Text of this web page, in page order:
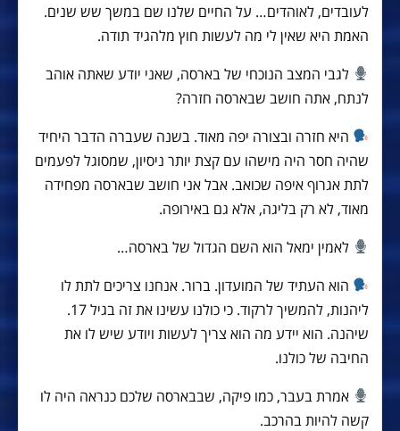
לעובדים, לאוהדים… על החיים שלנו שם במשך שש שנים.
האמת היא שאין לי מה לעשות חוץ מלהגיד תודה.
לגבי המצב הנוכחי של בארסה, שאני יודע שאתה אוהב
לנתח, אתה חושב שבארסה חזרה?
היא חזרה ובצורה יפה מאוד. בשנה שעברה הדבר היחיד
שהיה חסר היה מישהו עם קצת יותר ניסיון, שמסוגל לפעמים
לתת אגרוף איפה שכואב. אבל אני חושב שבארסה מפחידה
מאוד, לא רק בליגה, אלא גם באירופה.
לאמין ימאל הוא השם הגדול של בארסה…
הוא העתיד של המועדון. ברור. אנחנו צריכים לתת לו
ליהנות, להמשיך לרקוד. כי כולנו עשינו את זה בגיל 17.
שיהנה. הוא יידע מה הוא צריך לעשות ויודע שיש לו את
החיבה של כולנו.
אמרת בעבר, כמו פיקה, שבבארסה שלכם כנראה היה לו
קשה להיות בהרכב.